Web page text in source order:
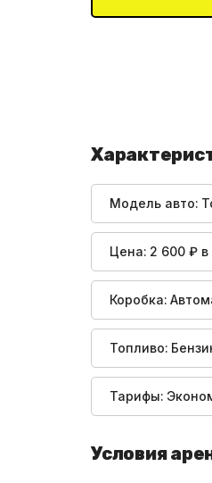
Модель авто:
Цена: 2 600 ₽ в
Коробка:
Топливо:
Тарифы:
Условия